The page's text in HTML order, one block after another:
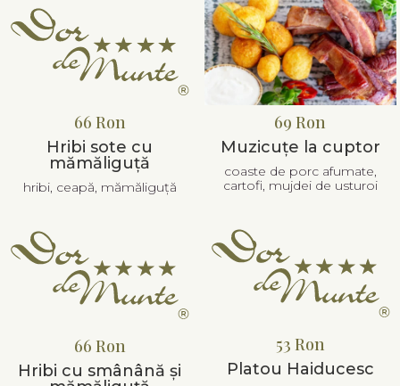
66 Ron
Hribi sote cu
mămăliguță
hribi, ceapă, mămăliguță
66 Ron
Hribi cu smânână și
69 Ron
Muzicuțe la cuptor
coaste de porc afumate,
cartofi, mujdei de usturoi
53 Ron
Platou Haiducesc